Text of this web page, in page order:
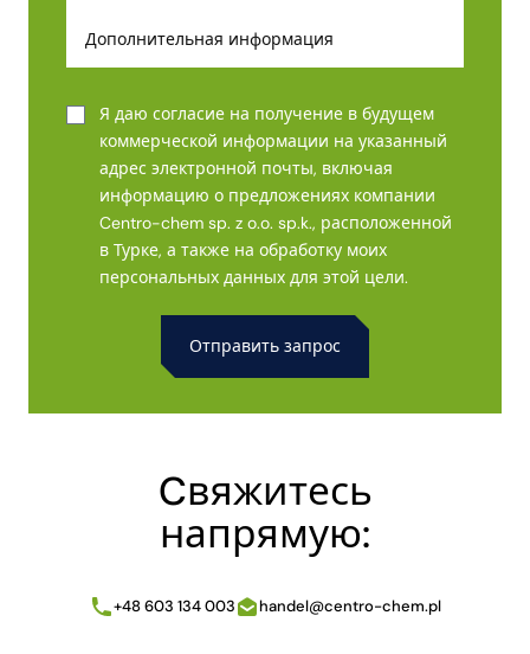
Я даю согласие на получение в будущем
коммерческой информации на указанный
адрес электронной почты, включая
информацию о предложениях компании
Centro-chem sp. z o.o. sp.k., расположенной
в Турке, а также на обработку моих
персональных данных для этой цели.
Cвяжитесь
напрямую:
+48 603 134 003 handel@centro-chem.pl